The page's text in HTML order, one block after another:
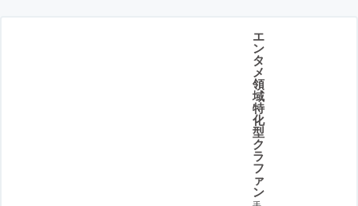
エ
ン
タ
メ
領
域
特
化
型
ク
ラ
フ
ァ
ン